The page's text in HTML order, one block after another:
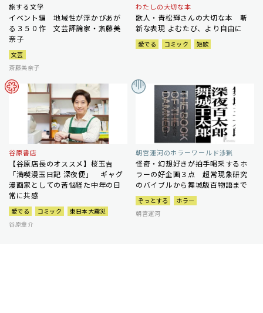
旅する文学
イベント編 地域性が浮かびあが
る３５０作 文芸評論家・斎藤美
奈子
文芸
斎藤美奈子
わたしの大切な本
歌人・青松輝さんの大切な本 斬
新な表現 よむたび、より自由に
愛でる コミック 短歌
谷原書店
【谷原店長のオススメ】桜玉吉
「満喫漫玉日記 深夜便」 ギャグ
漫画家としての苦悩経た中年の日
常に共感
愛でる コミック
東日本大震災
谷原章介
朝宮運河のホラーワールド渉猟
怪奇・幻想好きが拍手喝采するホ
ラーの好企画３点 超常現象研究
のバイブルから舞城版百物語まで
ぞっとする
ホラー
朝宮運河